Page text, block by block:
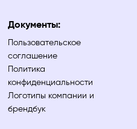
Документы:
Пользовательское
соглашение
Политика
конфиденциальности
Логотипы компании и
брендбук